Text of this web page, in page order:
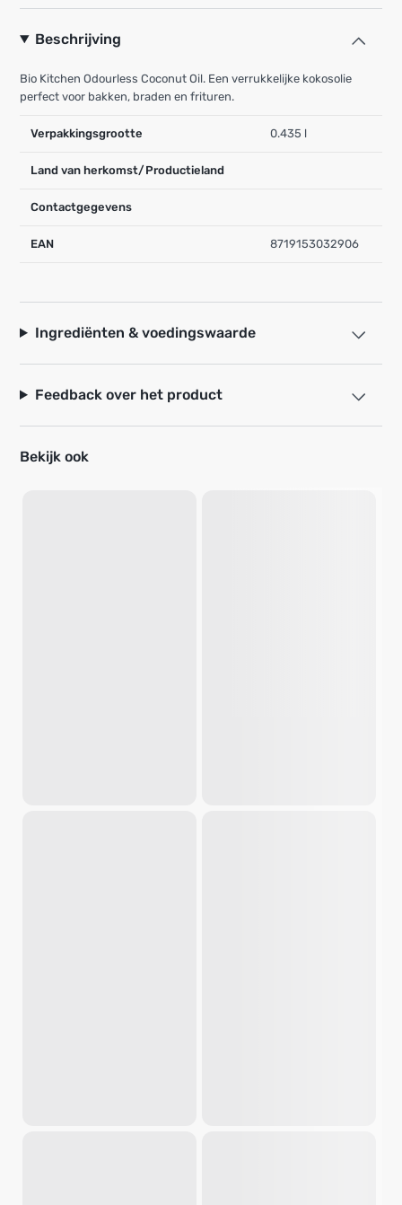
Beschrijving
Bio Kitchen Odourless Coconut Oil. Een verrukkelijke kokosolie
perfect voor bakken, braden en frituren.
Verpakkingsgrootte 0.435 l
Land van herkomst/Productieland
Contactgegevens
EAN 8719153032906
Ingrediënten & voedingswaarde
Feedback over het product
Bekijk ook